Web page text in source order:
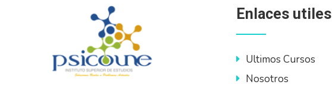
Enlaces utiles
Ultimos Cursos
Nosotros